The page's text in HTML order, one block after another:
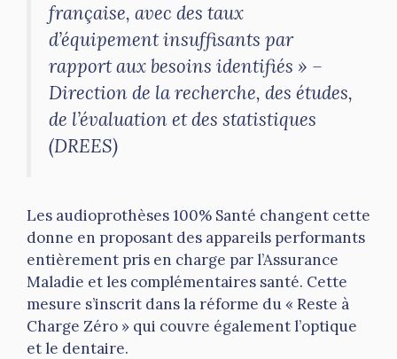
française, avec des taux
d’équipement insuffisants par
rapport aux besoins identifiés » –
Direction de la recherche, des études,
de l’évaluation et des statistiques
(DREES)
Les audioprothèses 100% Santé changent cette
donne en proposant des appareils performants
entièrement pris en charge par l’Assurance
Maladie et les complémentaires santé. Cette
mesure s’inscrit dans la réforme du « Reste à
Charge Zéro » qui couvre également l’optique
et le dentaire.